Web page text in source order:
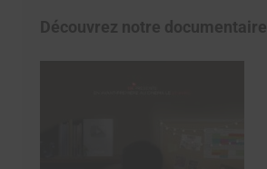
Découvrez notre documentaire